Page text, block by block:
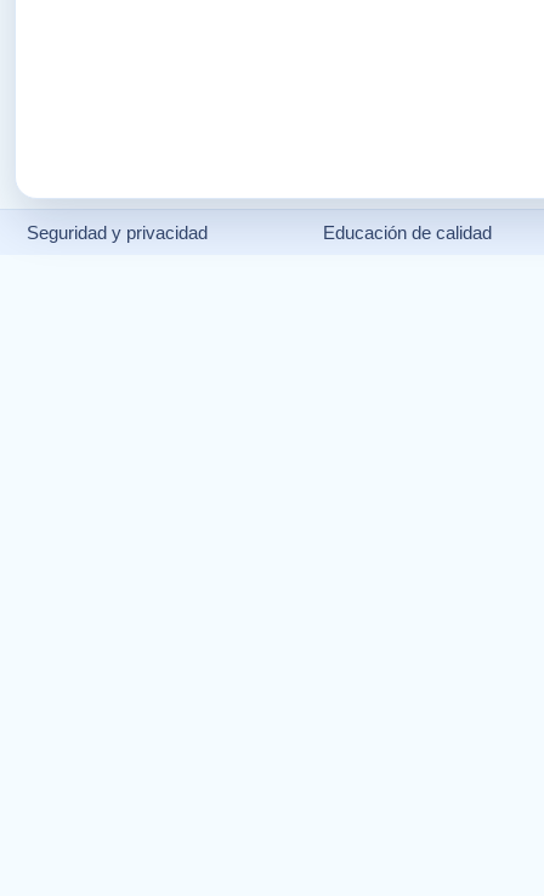
Seguridad y privacidad Educación de calidad